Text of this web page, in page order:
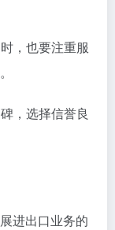
，也要注重服
，选择信誉良
进出口业务的